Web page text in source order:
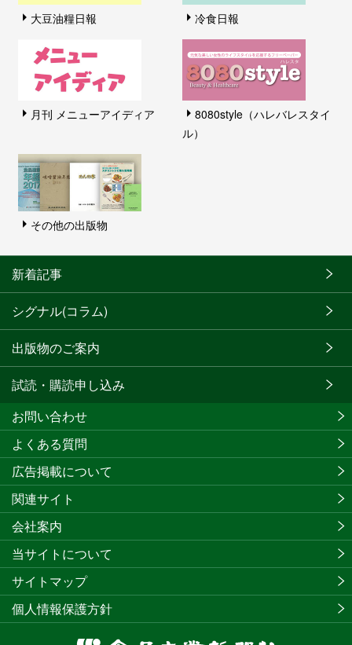
大豆油糧日報 冷食日報
月刊 メニューアイディア
8080style（ハレバレスタイ
ル）
その他の出版物
新着記事
シグナル(コラム)
出版物のご案内
試読・購読申し込み
お問い合わせ
よくある質問
広告掲載について
関連サイト
会社案内
当サイトについて
サイトマップ
個人情報保護方針